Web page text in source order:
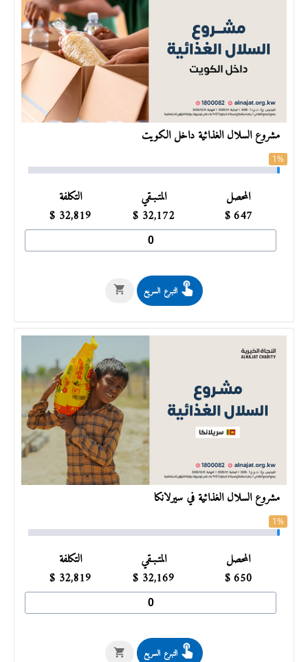
مشروع السلال الغذائية داخل الكويت
1%
المحصل
647
$
المتـبـقي
32,172
$
التكلفة
32,819
$
التبرع السريع
مشروع السلال الغذائية في سيرلانكا
1%
المحصل
650
$
المتـبـقي
32,169
$
التكلفة
32,819
$
التبرع السريع